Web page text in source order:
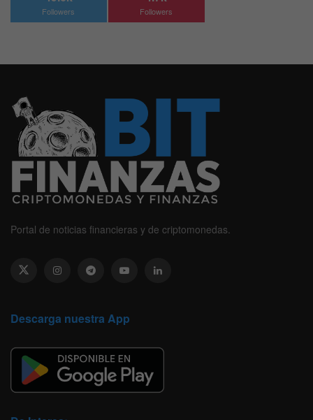
Followers Followers
Portal de noticias financieras y de criptomonedas.
Descarga nuestra App